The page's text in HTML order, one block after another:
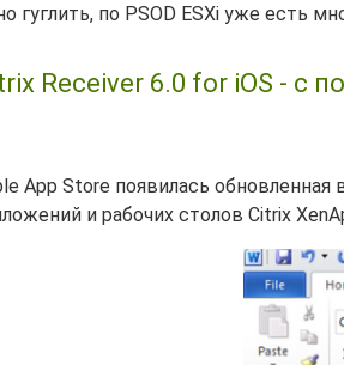
гуглить, по PSOD ESXi уже есть
Receiver 6.0 for iOS - с
App Store появилась обновленная
и рабочих столов Citrix